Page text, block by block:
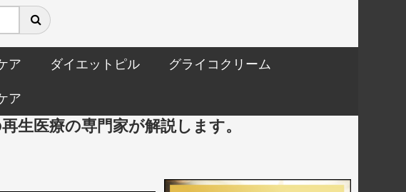
ア ダイエットピル グライコクリーム
ア
生医療の専門家が解説します。